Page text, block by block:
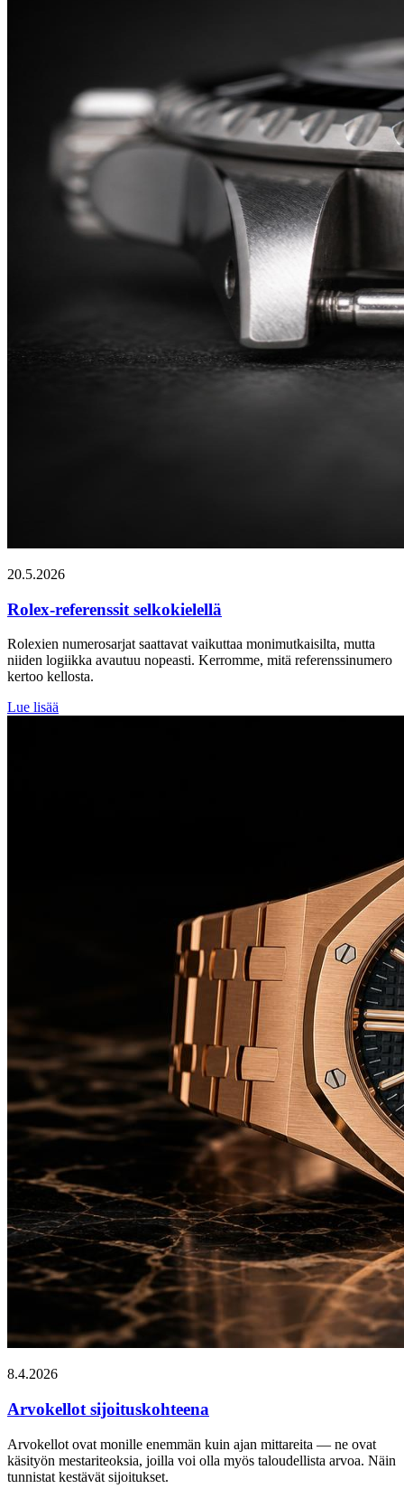
20.5.2026
Rolex-referenssit selkokielellä
Rolexien numerosarjat saattavat vaikuttaa monimutkaisilta, mutta
niiden logiikka avautuu nopeasti. Kerromme, mitä referenssinumero
kertoo kellosta.
Lue lisää
8.4.2026
Arvokellot sijoituskohteena
Arvokellot ovat monille enemmän kuin ajan mittareita — ne ovat
käsityön mestariteoksia, joilla voi olla myös taloudellista arvoa. Näin
tunnistat kestävät sijoitukset.